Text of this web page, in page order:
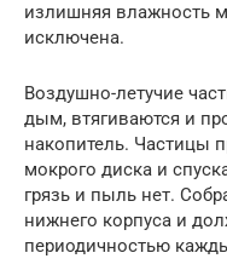
излишняя влажность
исключена.
Воздушно-летучие
дым, втягиваются и
накопитель. Частицы
мокрого диска и
грязь и пыль нет.
нижнего корпуса и
периодичностью